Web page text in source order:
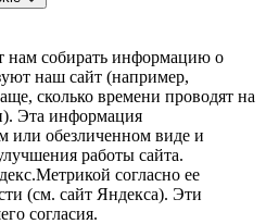
нам собирать информацию о
наш сайт (например,
сколько времени проводят на
Эта информация
или обезличенном виде и
работы сайта.
согласно ее
(см. сайт Яндекса). Эти
согласия.